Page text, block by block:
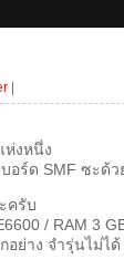
ห่งหนึ่ง
อร์ด SMF ซะด้ว
ครับ
/ RAM 3
อย่าง จำรุ่นไม่ไ